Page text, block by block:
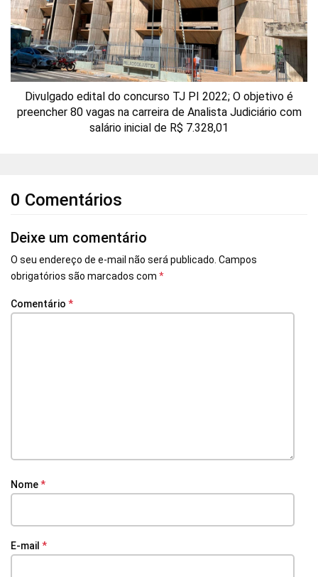
Divulgado edital do concurso TJ PI 2022; O objetivo é
preencher 80 vagas na carreira de Analista Judiciário com
salário inicial de R$ 7.328,01
0 Comentários
Deixe um comentário
O seu endereço de e-mail não será publicado. Campos
obrigatórios são marcados com *
Comentário *
Nome*
E-mail *